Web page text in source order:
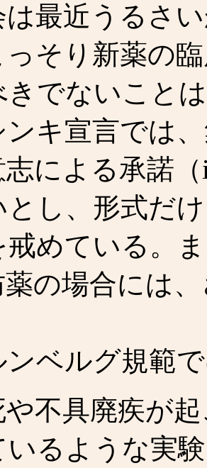
は最近うるさ
っそり新薬の
きでないこと
キ宣言では
による承諾
とし、形式だ
戒めている。
の場合には
ベルグ規範
不具廃疾が
いるような実